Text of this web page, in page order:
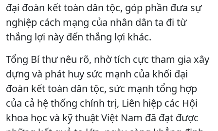
đại đoàn kết toàn dân tộc, góp phần đưa sự
nghiệp cách mạng của nhân dân ta đi từ
thắng lợi này đến thắng lợi khác.
Tổng Bí thư nêu rõ, nhờ tích cực tham gia xây
dựng và phát huy sức mạnh của khối đại
đoàn kết toàn dân tộc, sức mạnh tổng hợp
của cả hệ thống chính trị, Liên hiệp các Hội
khoa học và kỹ thuật Việt Nam đã đạt được